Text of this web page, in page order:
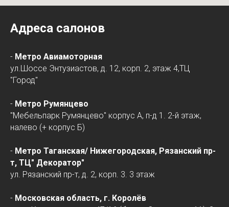
Адреса салонов
- Метро Авиамоторная
ул.Шоссе Энтузиастов, д. 12, корп. 2, этаж 4,ТЦ
"Город"
- Метро Румянцево
"Мебельпарк Румянцево" корпус А, п-д 1. 2-й этаж,
налево (+ корпус Б)
- Метро Таганская/ Нижегородская, Рязанский пр-
т, ТЦ" Декоратор"
ул. Рязанский пр-т, д. 2, корп. 3. 3 этаж
- Московская область, г. Королёв